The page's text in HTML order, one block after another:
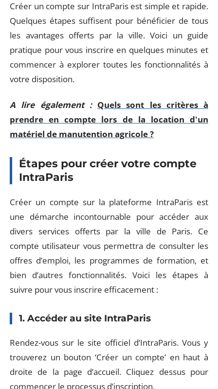
Créer un compte sur IntraParis est simple et rapide.
Quelques étapes suffisent pour bénéficier de tous
les avantages offerts par la ville. Voici un guide
pratique pour vous inscrire en quelques minutes et
commencer à explorer toutes les fonctionnalités à
votre disposition.
A lire également : Quels sont les critères à
prendre en compte lors de la location d'un
matériel de manutention agricole ?
Étapes pour créer votre compte
IntraParis
Créer un compte sur la plateforme IntraParis est
une démarche incontournable pour accéder aux
divers services offerts par la ville de Paris. Ce
compte utilisateur vous permettra de consulter les
offres d’emploi, les programmes de formation, et
bien d’autres fonctionnalités. Voici les étapes à
suivre pour vous inscrire efficacement :
1. Accéder au site IntraParis
Rendez-vous sur le site officiel d’IntraParis. Vous y
trouverez un bouton ‘Créer un compte’ en haut à
droite de la page d’accueil. Cliquez dessus pour
commencer le processus d’inscription.